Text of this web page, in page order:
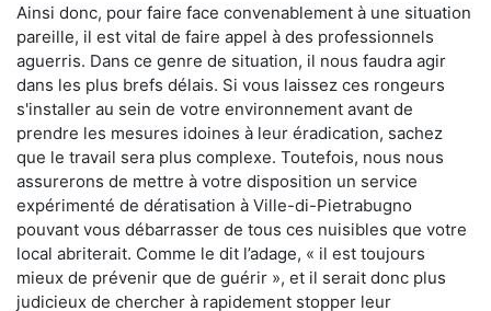
Ainsi donc, pour faire face convenablement à une situation
pareille, il est vital de faire appel à des professionnels
aguerris. Dans ce genre de situation, il nous faudra agir
dans les plus brefs délais. Si vous laissez ces rongeurs
s'installer au sein de votre environnement avant de
prendre les mesures idoines à leur éradication, sachez
que le travail sera plus complexe. Toutefois, nous nous
assurerons de mettre à votre disposition un service
expérimenté de dératisation à Ville-di-Pietrabugno
pouvant vous débarrasser de tous ces nuisibles que votre
local abriterait. Comme le dit l’adage, « il est toujours
mieux de prévenir que de guérir », et il serait donc plus
judicieux de chercher à rapidement stopper leur